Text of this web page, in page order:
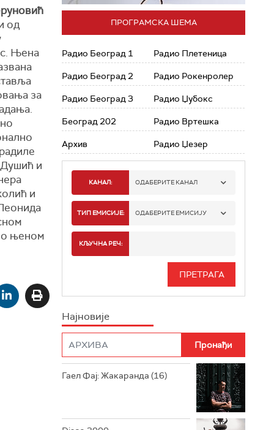
од
Њена
за
и
и
о њеном
ПРОГРАМСКА ШЕМА
Радио Београд 1
Радио Београд 2
Радио Београд 3
Београд 202
Архив
Радио Плетеница
Радио Рокенролер
Радио Џубокс
Радио Вртешка
Радио Џезер
КАНАЛ: ОДАБЕРИТЕ КАНАЛ
РАДИО БЕОГРАД 1
РАДИО БЕОГРАД 3
РАДИО РОКЕНРОЛЕР
РАДИО ЏУБОКС
РАДИО ВРТЕШКА
РАДИО ЏЕЗЕР
ТИП ЕМИСИЈЕ: ОДАБЕРИТЕ ЕМИСИЈУ
ИНФО
КЉУЧНА РЕЧ:
Најновије
Гаел Фај: Жакаранда (16)